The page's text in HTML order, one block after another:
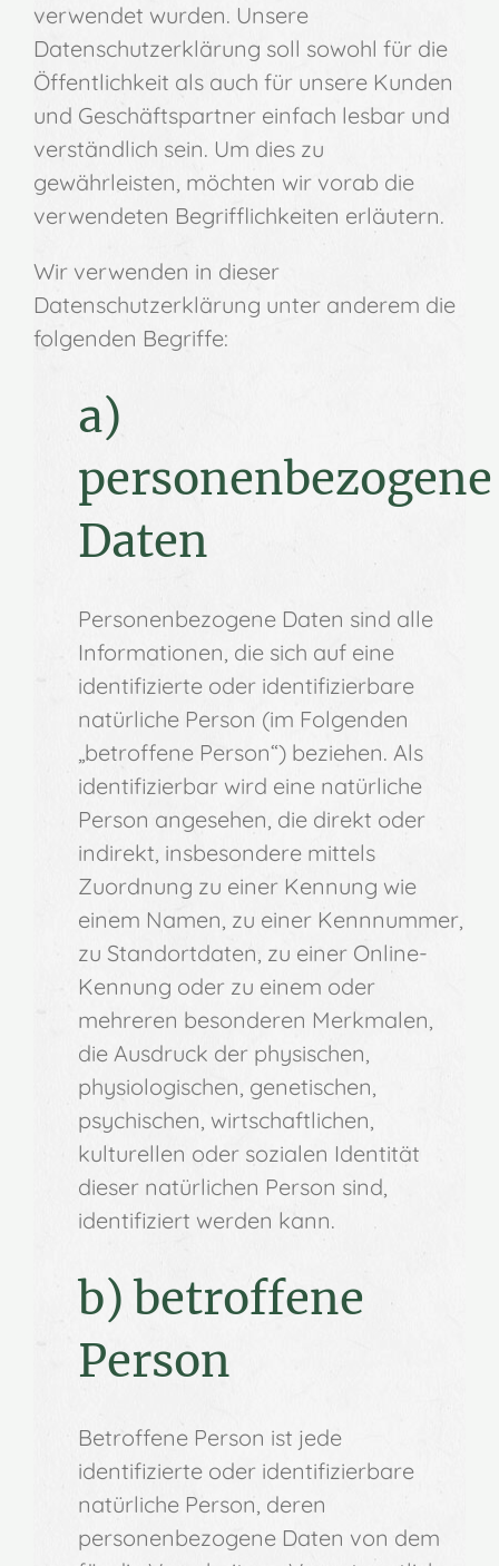
verwendet wurden. Unsere
Datenschutzerklärung soll sowohl für die
Öffentlichkeit als auch für unsere Kunden
und Geschäftspartner einfach lesbar und
verständlich sein. Um dies zu
gewährleisten, möchten wir vorab die
verwendeten Begrifflichkeiten erläutern.
Wir verwenden in dieser
Datenschutzerklärung unter anderem die
folgenden Begriffe:
a)
personenbezogene
Daten
Personenbezogene Daten sind alle
Informationen, die sich auf eine
identifizierte oder identifizierbare
natürliche Person (im Folgenden
„betroffene Person“) beziehen. Als
identifizierbar wird eine natürliche
Person angesehen, die direkt oder
indirekt, insbesondere mittels
Zuordnung zu einer Kennung wie
einem Namen, zu einer Kennnummer,
zu Standortdaten, zu einer Online-
Kennung oder zu einem oder
mehreren besonderen Merkmalen,
die Ausdruck der physischen,
physiologischen, genetischen,
psychischen, wirtschaftlichen,
kulturellen oder sozialen Identität
dieser natürlichen Person sind,
identifiziert werden kann.
b) betroffene
Person
Betroffene Person ist jede
identifizierte oder identifizierbare
natürliche Person, deren
personenbezogene Daten von dem